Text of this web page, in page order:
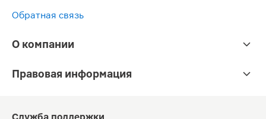
Обратная связь
О компании
Правовая информация